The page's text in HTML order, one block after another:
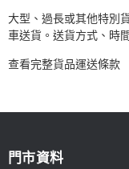
大型、過長或其他特別
車送貨。送貨方式、時
查看完整貨品運送條款
門市資料